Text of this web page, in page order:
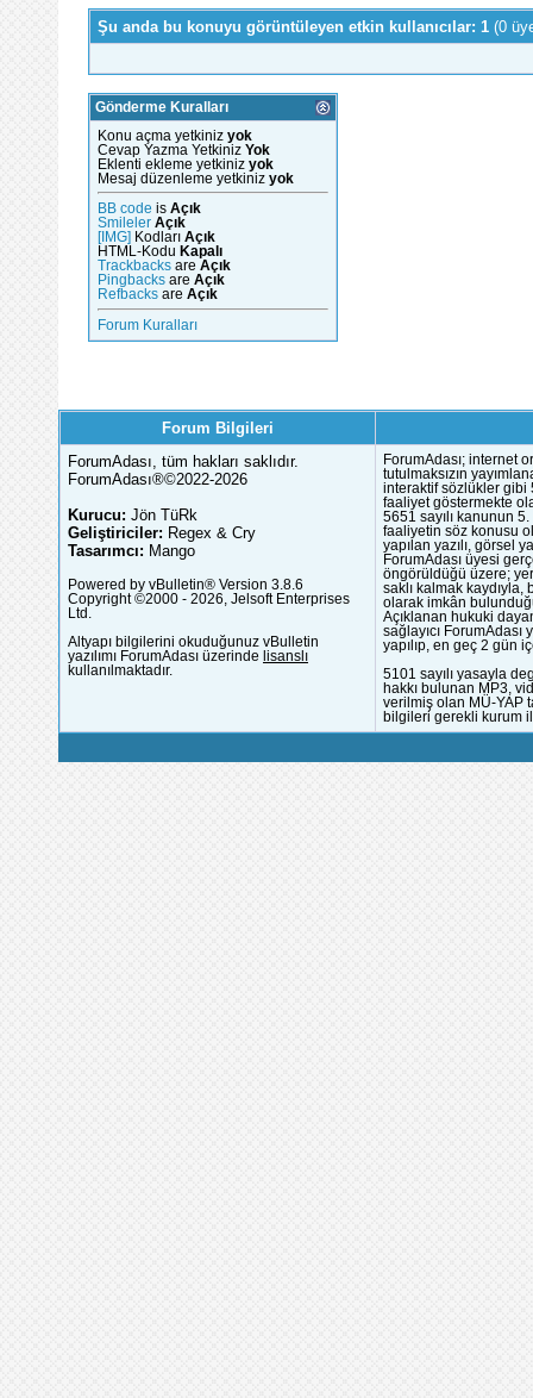
Şu anda bu konuyu görüntüleyen etkin kullanıcılar: 1 (0
Gönderme Kuralları
Konu açma yetkiniz yok
Cevap Yazma Yetkiniz Yok
Eklenti ekleme yetkiniz yok
Mesaj düzenleme yetkiniz yok
BB code is Açık
Smileler Açık
[IMG]
Kodları Açık
HTML-Kodu Kapalı
Trackbacks are Açık
Pingbacks are Açık
Refbacks are Açık
Forum Kuralları
Forum Bilgileri
ForumAdası, tüm hakları saklıdır.
ForumAdası®©2022-2026
Kurucu: Jön TüRk
Geliştiriciler: Regex & Cry
Tasarımcı: Mango
Powered by vBulletin® Version 3.8.6
Copyright ©2000 - 2026, Jelsoft Enterprises
Ltd.
Altyapı bilgilerini okuduğunuz vBulletin
yazılımı ForumAdası üzerinde lisanslı
kullanılmaktadır.
ForumAdası; internet
tutulmaksızın
interaktif sözlükler gibi
faaliyet göstermekte
5651 sayılı kanunun
faaliyetin söz konusu
yapılan yazılı, görsel
ForumAdası üyesi
öngörüldüğü üzere;
saklı kalmak
olarak imkân
Açıklanan hukuki
sağlayıcı
yapılıp, en geç 2 gün
5101 sayılı yasayla
hakkı bulunan MP3,
verilmiş olan MÜ-YAP
bilgileri gerekli kurum